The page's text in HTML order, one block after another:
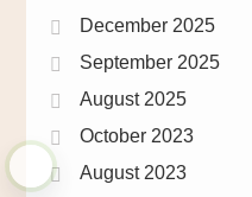
December 2025
September 2025
August 2025
October 2023
August 2023